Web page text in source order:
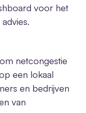
voor het
netcongestie
een lokaal
en bedrijven
van